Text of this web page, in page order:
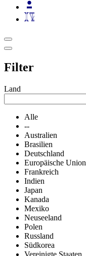
Filter
Land
Alle
--
Australien
Brasilien
Deutschland
Europäische Union
Frankreich
Indien
Japan
Kanada
Mexiko
Neuseeland
Polen
Russland
Südkorea
Vereinigte Staaten